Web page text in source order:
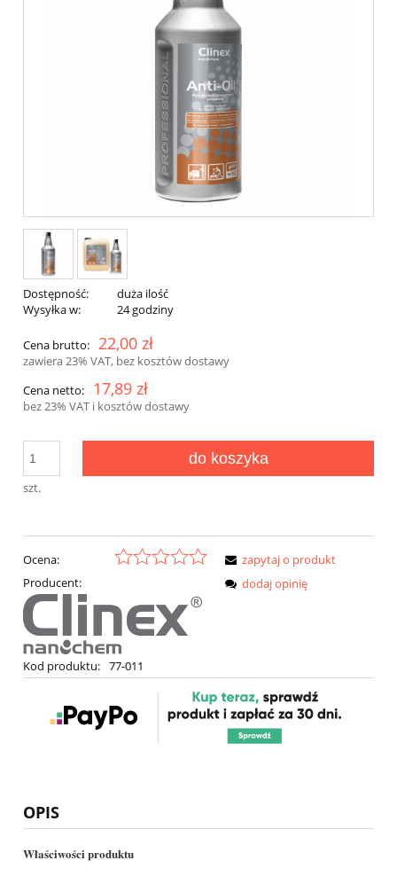
Dostępność:
duża ilość
Wysyłka w:
24 godziny
Cena brutto: 22,00 zł
zawiera 23% VAT, bez kosztów dostawy
Cena netto:
17,89 zł
bez 23% VAT i kosztów dostawy
szt.
do koszyka
Ocena:
Producent:
Kod produktu: 77-011
zapytaj o produkt
dodaj opinię
OPIS
Właściwości produktu